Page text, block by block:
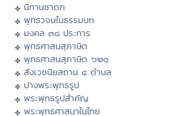
นิทานชาดก
พุทธวจนในธรรมบท
มงคล ๓๘ ประการ
พุทธศาสนสุภาษิต
พุทธศาสนสุภาษิต ๖๒๑
สังเวชนียสถาน ๔ ตำบล
ปางพระพุทธรูป
พระพุทธรูปสำคัญ
พระพุทธศาสนาในไทย